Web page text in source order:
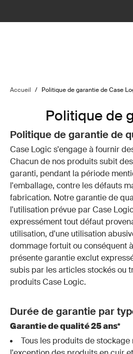
Accueil / Politique de garantie de Case
Politique de
Politique de garantie de
Case Logic s'engage à fournir
Chacun de nos produits subit
garanti, pendant la période
l'emballage, contre les défauts
fabrication. Notre garantie de
l'utilisation prévue par Case
expressément tout défaut
utilisation, d'une utilisation
dommage fortuit ou conséquent
présente garantie exclut
subis par les articles stockés ou
produits Case Logic.
Durée de garantie par
Garantie de qualité 25 ans*
Tous les produits de stockage